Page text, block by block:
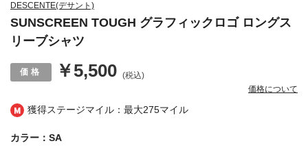
獲得ステージマイル：最大275マイル
DESCENTE(デサント)
SUNSCREEN TOUGH グラフィックロゴ ロングス
リーブシャツ
￥5,500 (税込)
価格について
カラー：SA